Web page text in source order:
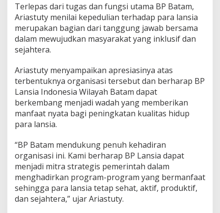
Terlepas dari tugas dan fungsi utama BP Batam,
Ariastuty menilai kepedulian terhadap para lansia
merupakan bagian dari tanggung jawab bersama
dalam mewujudkan masyarakat yang inklusif dan
sejahtera.
Ariastuty menyampaikan apresiasinya atas
terbentuknya organisasi tersebut dan berharap BP
Lansia Indonesia Wilayah Batam dapat
berkembang menjadi wadah yang memberikan
manfaat nyata bagi peningkatan kualitas hidup
para lansia.
“BP Batam mendukung penuh kehadiran
organisasi ini. Kami berharap BP Lansia dapat
menjadi mitra strategis pemerintah dalam
menghadirkan program-program yang bermanfaat
sehingga para lansia tetap sehat, aktif, produktif,
dan sejahtera,” ujar Ariastuty.